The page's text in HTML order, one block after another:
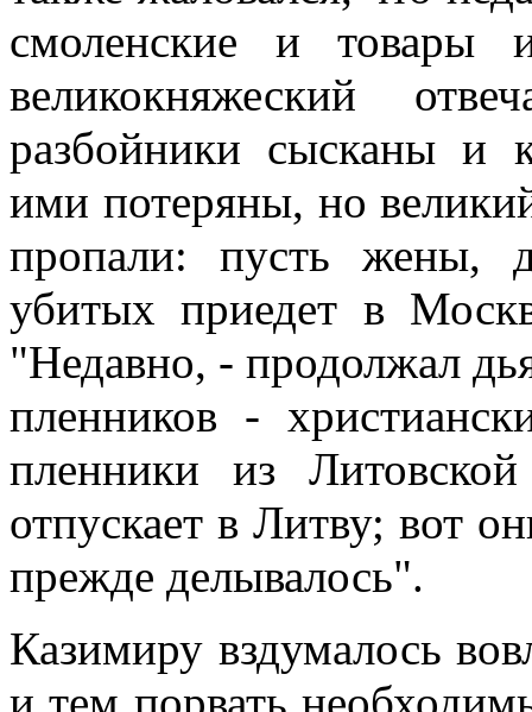
смоленские и товары
великокняжеский
разбойники сысканы и
ими потеряны, но
пропали: пусть жены,
убитых приедет в
"Недавно, - продолжал
пленников -
пленники из
отпускает в Литву; вот
прежде делывалось".
Казимиру вздумалось